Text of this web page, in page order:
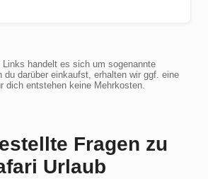
Links handelt es sich um sogenannte
du darüber einkaufst, erhalten wir ggf. eine
dich entstehen keine Mehrkosten.
Fragen zu
Urlaub